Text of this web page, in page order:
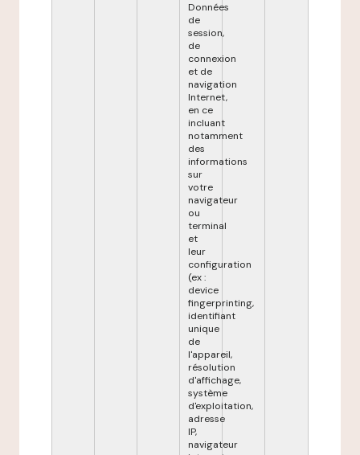
Données
de
session,
de
connexion
et de
navigation
Internet,
en ce
incluant
notamment
des
informations
sur
votre
navigateur
ou
terminal
et
leur
configuration
(ex :
device
fingerprinting,
identifiant
unique
de
l'appareil,
résolution
d'affichage,
système
d'exploitation,
adresse
IP,
navigateur